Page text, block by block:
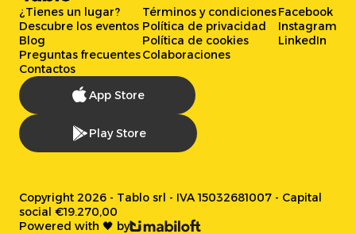
¿Tienes un lugar?
Descubre los eventos
Blog
Preguntas frecuentes
Contactos
Términos y condiciones
Política de privacidad
Política de cookies
Colaboraciones
Facebook
Instagram
LinkedIn
App Store
Play Store
Copyright 2026 - Tablo srl - IVA 15032681007 - Capital
social €19.270,00
Powered with 🖤 by